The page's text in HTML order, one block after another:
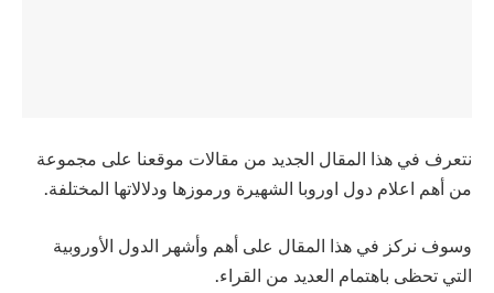
نتعرف في هذا المقال الجديد من مقالات موقعنا على مجموعة
من أهم اعلام دول اوروبا الشهيرة ورموزها ودلالاتها المختلفة.
وسوف نركز في هذا المقال على أهم وأشهر الدول الأوروبية
التي تحظى باهتمام العديد من القراء.